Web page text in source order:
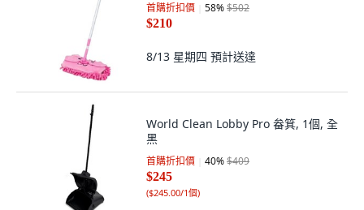
首購折扣價 58%$502
$210
8/13 星期四 預計送達
World Clean Lobby Pro 畚箕, 1個, 全
黑
首購折扣價 40%$409
$245
($245.00/1個)